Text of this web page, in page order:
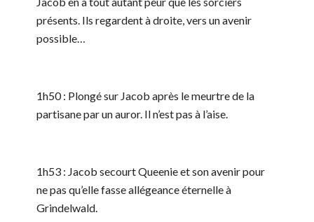
présents. Ils regardent à droite, vers un avenir
possible…
1h50 : Plongé sur Jacob après le meurtre de la
partisane par un auror. Il n’est pas à l’aise.
1h53 : Jacob secourt Queenie et son avenir pour
ne pas qu’elle fasse allégeance éternelle à
Grindelwald.